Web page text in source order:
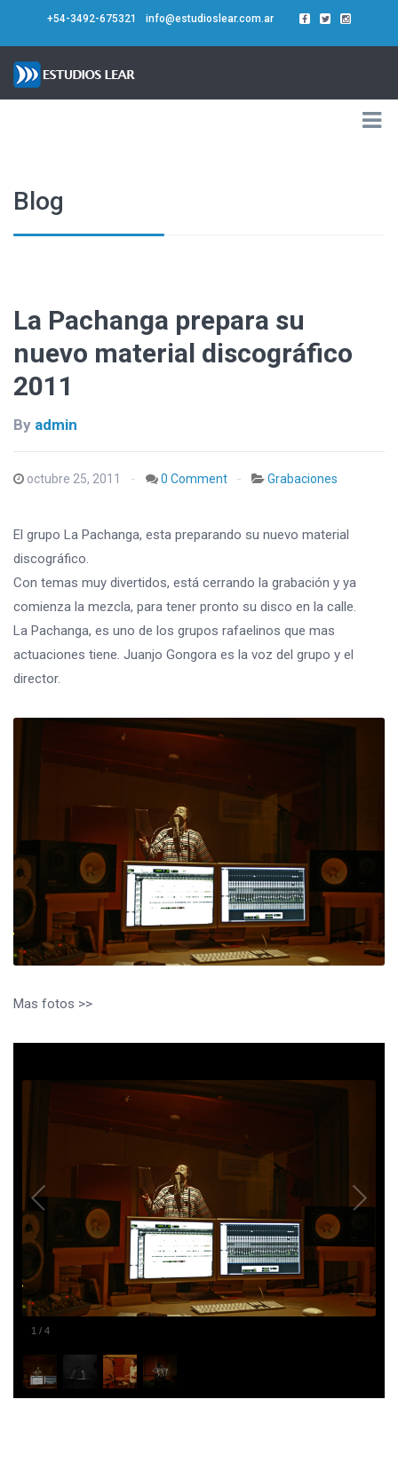
+54-3492-675321 info@estudioslear.com.ar
Blog
La Pachanga prepara su
nuevo material discográfico
2011
By admin
octubre 25, 2011 0 Comment Grabaciones
El grupo La Pachanga, esta preparando su nuevo material
discográfico.
Con temas muy divertidos, está cerrando la grabación y ya
comienza la mezcla, para tener pronto su disco en la calle.
La Pachanga, es uno de los grupos rafaelinos que mas
actuaciones tiene. Juanjo Gongora es la voz del grupo y el
director.
Mas fotos >>
1 / 4